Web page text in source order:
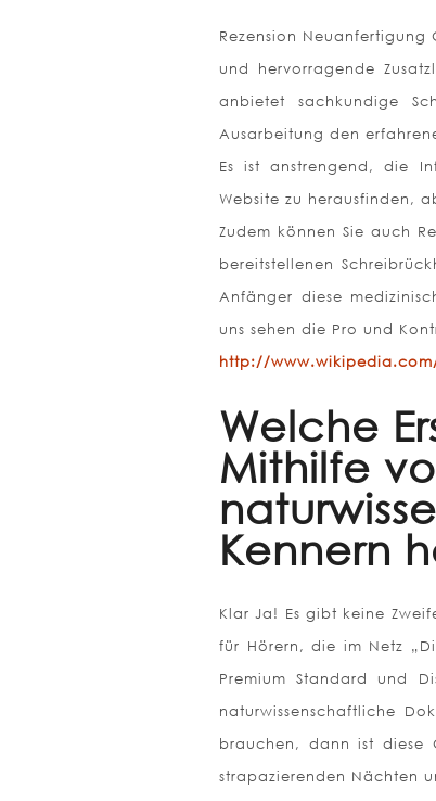
Rezension
und hervorragende
anbietet sachkundige
Ausarbeitung den
Es ist anstrengend, die
Website zu herausfinden,
Zudem können Sie auch
bereitstellenen
Anfänger diese
uns sehen die Pro und
http://www.wikipedia.com/
Welche
Mithilfe
Kennern
Klar Ja! Es gibt keine
für Hörern, die im Netz
Premium Standard und
naturwissenschaftliche
brauchen, dann ist diese
strapazierenden Nächten